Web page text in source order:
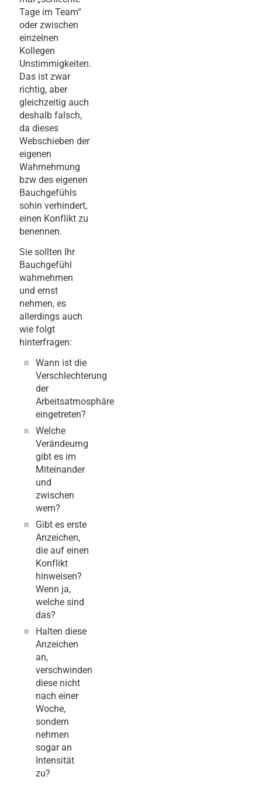
Tage im Team“
oder zwischen
einzelnen
Kollegen
Unstimmigkeiten.
Das ist zwar
richtig, aber
gleichzeitig auch
deshalb falsch,
da dieses
Webschieben der
eigenen
Wahrnehmung
bzw des eigenen
Bauchgefühls
sohin verhindert,
einen Konflikt zu
benennen.
Sie sollten Ihr
Bauchgefühl
wahrnehmen
und ernst
nehmen, es
allerdings auch
wie folgt
hinterfragen:
Wann ist die
Verschlechterung
der
Arbeitsatmosphäre
eingetreten?
Welche
Verändeurng
gibt es im
Miteinander
und
zwischen
wem?
Gibt es erste
Anzeichen,
die auf einen
Konflikt
hinweisen?
Wenn ja,
welche sind
das?
Halten diese
Anzeichen
an,
verschwinden
diese nicht
nach einer
Woche,
sondern
nehmen
sogar an
Intensität
zu?